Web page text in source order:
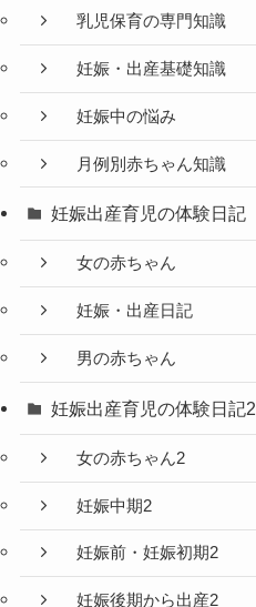
乳児保育の専門知識
妊娠・出産基礎知識
妊娠中の悩み
月例別赤ちゃん知識
妊娠出産育児の体験日記
女の赤ちゃん
妊娠・出産日記
男の赤ちゃん
妊娠出産育児の体験日記2
女の赤ちゃん2
妊娠中期2
妊娠前・妊娠初期2
妊娠後期から出産2